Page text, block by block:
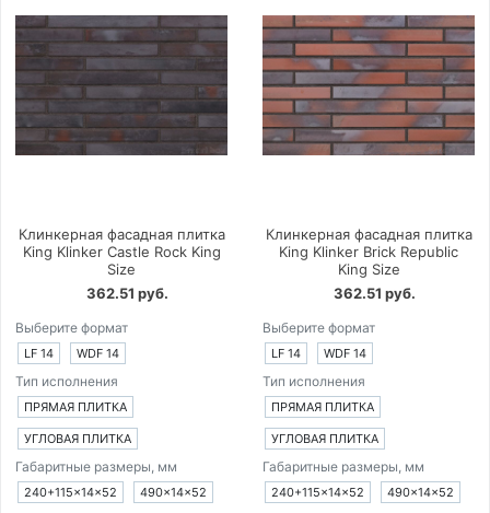
Клинкерная фасадная плитка
King Klinker Castle Rock King
Size
362.51 руб.
Выберите формат
LF 14 WDF 14
Тип исполнения
ПРЯМАЯ ПЛИТКА
УГЛОВАЯ ПЛИТКА
Габаритные размеры, мм
240+115×14×52 490×14×52
Клинкерная фасадная плитка
King Klinker Brick Republic
King Size
362.51 руб.
Выберите формат
LF 14 WDF 14
Тип исполнения
ПРЯМАЯ ПЛИТКА
УГЛОВАЯ ПЛИТКА
Габаритные размеры, мм
240+115×14×52 490×14×52